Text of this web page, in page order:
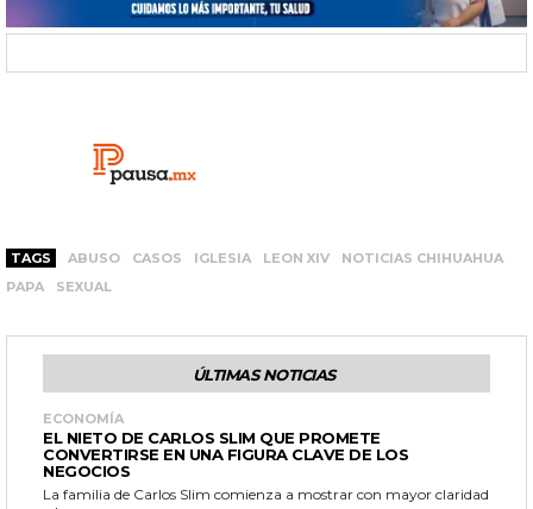
TAGS ABUSO CASOS IGLESIA LEON XIV
NOTICIAS CHIHUAHUA
PAPA
SEXUAL
ÚLTIMAS NOTICIAS
ECONOMÍA
EL NIETO DE CARLOS SLIM QUE PROMETE
CONVERTIRSE EN UNA FIGURA CLAVE DE LOS
NEGOCIOS
La familia de Carlos Slim comienza a mostrar con mayor claridad